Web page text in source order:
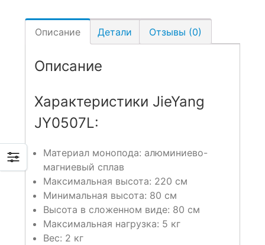
Описание Детали Отзывы (0)
Описание
Характеристики JieYang
JY0507L:
Материал монопода: алюминиево-
магниевый сплав
Максимальная высота: 220 см
Минимальная высота: 80 см
Высота в сложенном виде: 80 см
Максимальная нагрузка: 5 кг
Вес: 2 кг